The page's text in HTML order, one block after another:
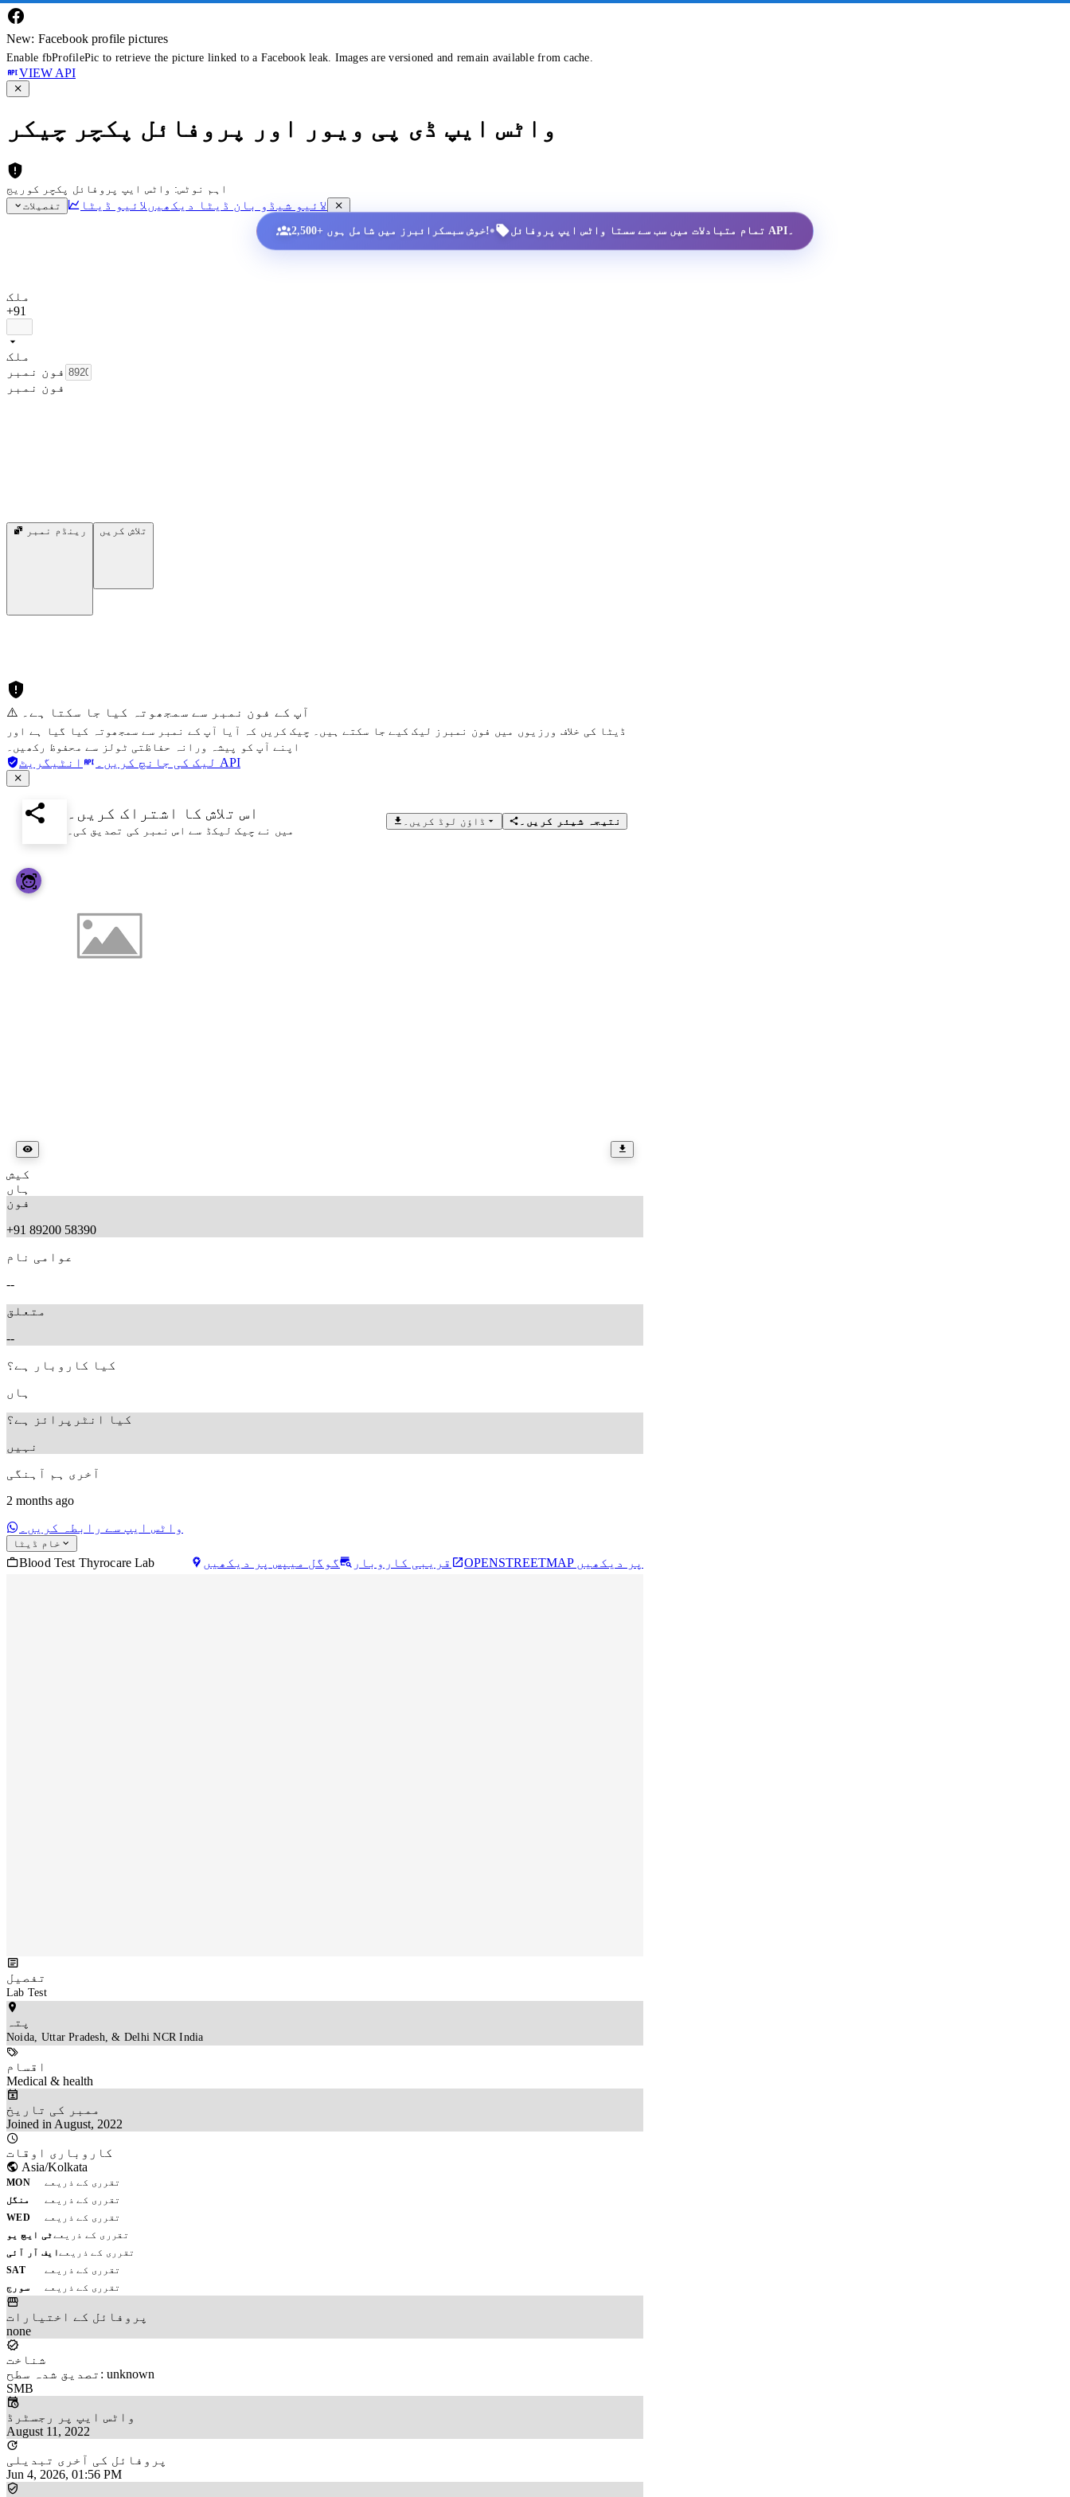
New: Facebook profile pictures
Enable fbProfilePic to retrieve the picture linked to a Facebook leak. Images are versioned and remain available from cache.
VIEW API
واٹس ایپ ڈی پی ویور اور پروفائل پکچر چیکر
اہم نوٹس: واٹس ایپ پروفائل پکچر کوریج
تفصیلات
لائیو شیڈو بان ڈیٹا دیکھیں لائیو ڈیٹا
2,500+ خوش سبسکرائبرز میں شامل ہوں!• تمام متبادلات میں سب سے سستا واٹس ایپ پروفائل API۔
ملک
+91
ملک
فون نمبر
فون نمبر
رینڈم نمبر تلاش کریں
⚠️ آپ کے فون نمبر سے سمجھوتہ کیا جا سکتا ہے۔
ڈیٹا کی خلاف ورزیوں میں فون نمبرز لیک کیے جا سکتے ہیں۔ چیک کریں کہ آیا آپ کے نمبر سے سمجھوتہ کیا گیا ہے اور
اپنے آپ کو پیشہ ورانہ حفاظتی ٹولز سے محفوظ رکھیں۔
لیک کی جانچ کریں۔ انٹیگریٹ API
اس تلاش کا اشتراک کریں۔
میں نے چیک لیکڈ سے اس نمبر کی تصدیق کی۔
ڈاؤن لوڈ کریں۔ نتیجہ شیئر کریں۔
کیش
ہاں
فون
+91 89200 58390
عوامی نام
--
متعلق
--
کیا کاروبار ہے؟
ہاں
کیا انٹرپرائز ہے؟
نہیں
آخری ہم آہنگی
2 months ago
واٹس ایپ سے رابطہ کریں۔
خام ڈیٹا
Blood Test Thyrocare Lab گوگل میپس پر دیکھیں قریبی کاروبار OPENSTREETMAP پر دیکھیں
تفصیل
Lab Test
پتہ
Noida, Uttar Pradesh, & Delhi NCR India
اقسام
Medical & health
ممبر کی تاریخ
Joined in August, 2022
کاروباری اوقات
Asia/Kolkata
MON
تقرری کے ذریعے
منگل
تقرری کے ذریعے
WED
تقرری کے ذریعے
ٹی ایچ یوتقرری کے ذریعے
ایف آر آئیتقرری کے ذریعے
SAT
تقرری کے ذریعے
سورج
تقرری کے ذریعے
پروفائل کے اختیارات
none
شناخت
تصدیق شدہ سطح: unknown
SMB
واٹس ایپ پر رجسٹرڈ
August 11, 2022
پروفائل کی آخری تبدیلی
Jun 4, 2026, 01:56 PM